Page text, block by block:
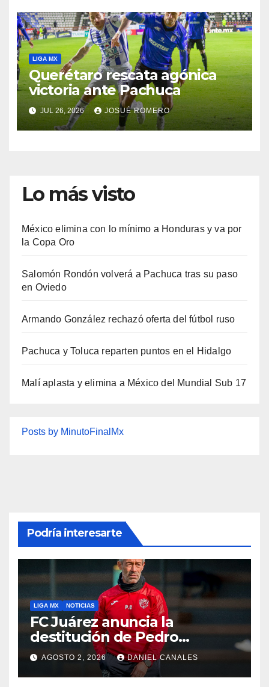
LIGA MX
Querétaro rescata agónica
victoria ante Pachuca
JUL 26, 2026 JOSUÉ ROMERO
Lo más visto
México elimina con lo mínimo a Honduras y va por
la Copa Oro
Salomón Rondón volverá a Pachuca tras su paso
en Oviedo
Armando González rechazó oferta del fútbol ruso
Pachuca y Toluca reparten puntos en el Hidalgo
Malí aplasta y elimina a México del Mundial Sub 17
Posts by MinutoFinalMx
Podría interesarte
LIGA MX NOTICIAS
FC Juárez anuncia la
destitución de Pedro
Caixinha
AGOSTO 2, 2026 DANIEL CANALES